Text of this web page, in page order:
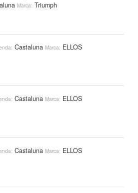
Marca: Triumph
Castaluna Marca: ELLOS
Castaluna Marca: ELLOS
Castaluna Marca: ELLOS